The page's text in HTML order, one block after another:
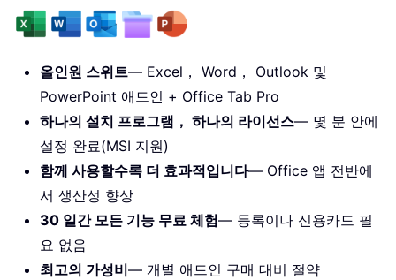
올인원 스위트— Excel， Word， Outlook 및
PowerPoint 애드인 + Office Tab Pro
하나의 설치 프로그램， 하나의 라이선스— 몇 분 안에
설정 완료(MSI 지원)
함께 사용할수록 더 효과적입니다— Office 앱 전반에
서 생산성 향상
30 일간 모든 기능 무료 체험— 등록이나 신용카드 필
요 없음
최고의 가성비— 개별 애드인 구매 대비 절약